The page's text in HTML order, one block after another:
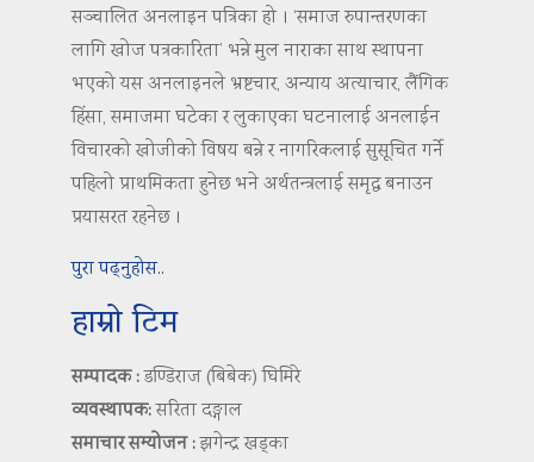
सञ्चालित अनलाइन पत्रिका हो । ‘समाज रुपान्तरणका
लागि खोज पत्रकारिता’ भन्ने मुल नाराका साथ स्थापना
भएको यस अनलाइनले भ्रष्टचार, अन्याय अत्याचार, लैंगिक
हिंसा, समाजमा घटेका र लुकाएका घटनालाई अनलाईन
विचारको खोजीको विषय बन्ने र नागरिकलाई सुसूचित गर्ने
पहिलो प्राथमिकता हुनेछ भने अर्थतन्त्रलाई समृद्ध बनाउन
प्रयासरत रहनेछ ।
पुरा पढ्नुहोस..
हाम्रो टिम
सम्पादक :डण्डिराज (बिबेक) घिमिरे
व्यवस्थापक:सरिता दङ्गाल
समाचार सम्योजन :झगेन्द्र खड्का